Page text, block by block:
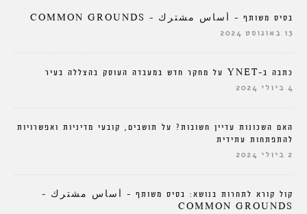
בסיס משותף – أساس مشترك – COMMON GROUNDS
13 באוגוסט 2024
כתבה ב-YNET על מחקר חדש במעבדה העוסק בהצללה בעיר
4 ביולי 2024
האם השכונות עדיין חשובות? על תושבים, קובעי מדיניות ואפשרויות
להתפתחות עתידית
2 ביולי 2024
קול קורא לתחרות בנושא: בסיס משותף – أساس مشترك –
COMMON GROUNDS